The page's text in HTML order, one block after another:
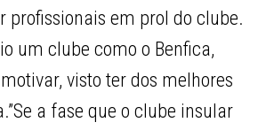
profissionais em prol do clube.
um clube como o Benfica,
visto ter dos melhores
a fase que o clube insular